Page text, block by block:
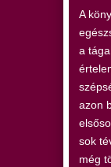
A
a
azon
sok
még